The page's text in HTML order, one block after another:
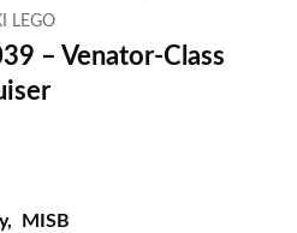
LEGO
– Venator-Class
MISB